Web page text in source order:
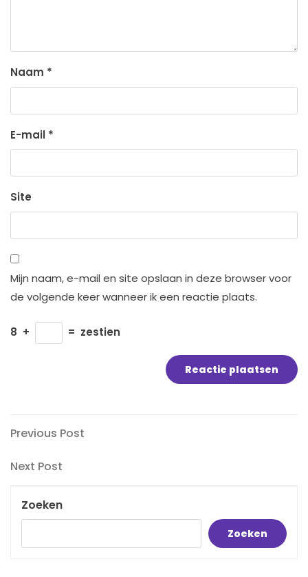
Naam *
E-mail *
Site
Mijn naam, e-mail en site opslaan in deze browser voor
de volgende keer wanneer ik een reactie plaats.
8 + = zestien
Bericht
navigatie
Previous
Previous Post
Next
Next Post
Zoeken
Zoeken